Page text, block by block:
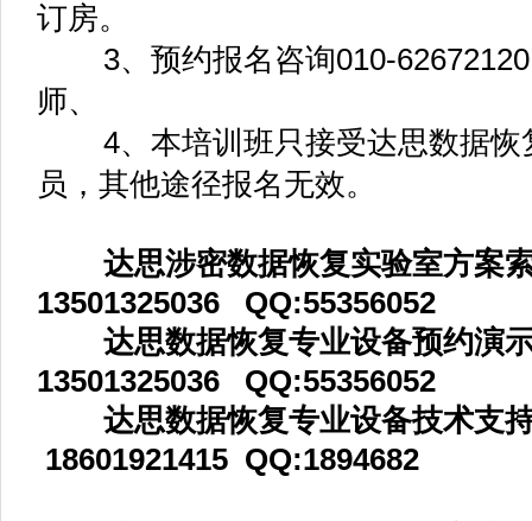
达思数据恢复软件全系列详细讲解
达思数据恢复培训高级班由达思
家、达思CTO、达思CEO为核心讲
自授课。
1、学习时间更灵活
学员可以根据自身的技术基础和
时间进行调整。
2、有事可以请假保留学时
学员有2次请假的权利，请假期
3、享有回炉深造特权